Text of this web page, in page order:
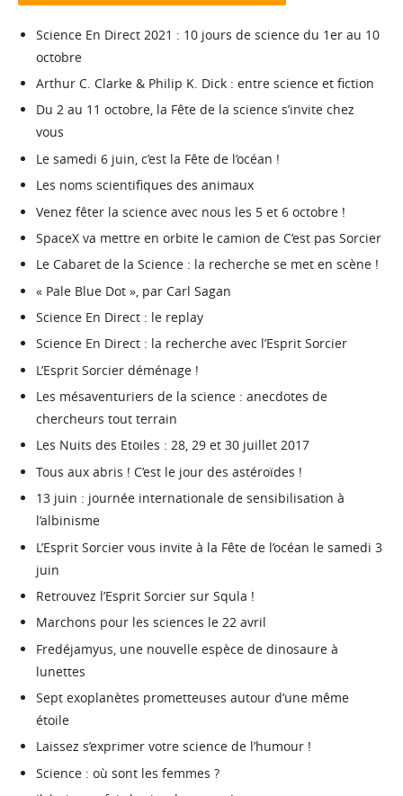
Science En Direct 2021 : 10 jours de science du 1er au 10
octobre
Arthur C. Clarke & Philip K. Dick : entre science et fiction
Du 2 au 11 octobre, la Fête de la science s’invite chez
vous
Le samedi 6 juin, c’est la Fête de l’océan !
Les noms scientifiques des animaux
Venez fêter la science avec nous les 5 et 6 octobre !
SpaceX va mettre en orbite le camion de C’est pas Sorcier
Le Cabaret de la Science : la recherche se met en scène !
« Pale Blue Dot », par Carl Sagan
Science En Direct : le replay
Science En Direct : la recherche avec l’Esprit Sorcier
L’Esprit Sorcier déménage !
Les mésaventuriers de la science : anecdotes de
chercheurs tout terrain
Les Nuits des Etoiles : 28, 29 et 30 juillet 2017
Tous aux abris ! C’est le jour des astéroïdes !
13 juin : journée internationale de sensibilisation à
l’albinisme
L’Esprit Sorcier vous invite à la Fête de l’océan le samedi 3
juin
Retrouvez l’Esprit Sorcier sur Squla !
Marchons pour les sciences le 22 avril
Fredéjamyus, une nouvelle espèce de dinosaure à
lunettes
Sept exoplanètes prometteuses autour d’une même
étoile
Laissez s’exprimer votre science de l’humour !
Science : où sont les femmes ?